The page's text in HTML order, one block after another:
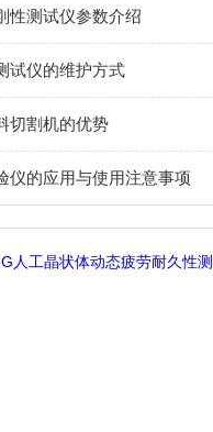
性测试仪参数介绍
试仪的维护方式
切割机的优势
仪的应用与使用注意事项